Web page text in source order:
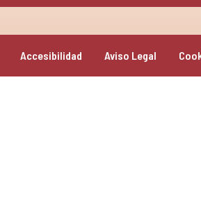
Accesibilidad Aviso Legal